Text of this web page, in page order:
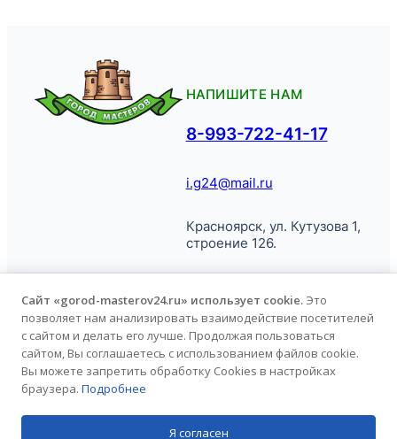
НАПИШИТЕ НАМ
8-993-722-41-17
i.g24@mail.ru
Красноярск, ул. Кутузова 1,
строение 126.
© Город
Мастеров, 2026.
Политика обработки
персональных данных
Продвижение сайта
Сайт «gorod-masterov24.ru» использует cookie. Это
позволяет нам анализировать взаимодействие посетителей
с сайтом и делать его лучше. Продолжая пользоваться
сайтом, Вы соглашаетесь с использованием файлов cookie.
Вы можете запретить обработку Cookies в настройках
браузера. Подробнее
Я согласен